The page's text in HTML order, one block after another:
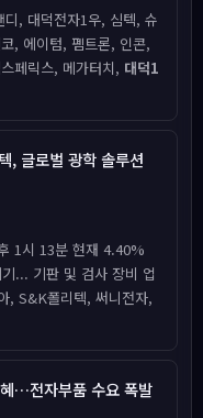
, 대덕전자1우, 심텍, 슈
, 에이텀, 펨트론, 인콘,
페릭스, 메가터치, 대덕1
, 글로벌 광학 솔루션
1시 13분 현재 4.40%
... 기판 및 검사 장비 업
, S&K폴리텍, 써니전자,
…전자부품 수요 폭발